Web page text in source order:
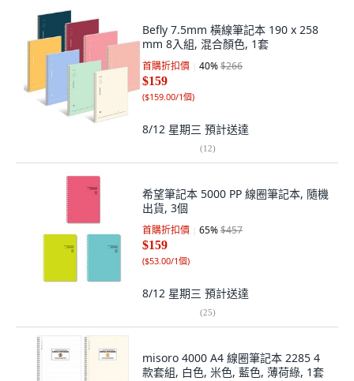
Befly 7.5mm 橫線筆記本 190 x 258
mm 8入組, 混合顏色, 1套
首購折扣價 40%$266
$159
($159.00/1個)
8/12 星期三 預計送達
(12)
希望筆記本 5000 PP 線圈筆記本, 隨機
出貨, 3個
首購折扣價 65%$457
$159
($53.00/1個)
8/12 星期三 預計送達
(25)
misoro 4000 A4 線圈筆記本 2285 4
款套組, 白色, 米色, 藍色, 薄荷綠, 1套